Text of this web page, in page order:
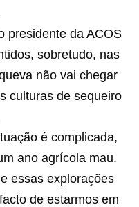
presidente da ACOS
sobretudo, nas
não vai chegar
culturas de sequeiro
é complicada,
ano agrícola mau.
essas explorações
de estarmos em